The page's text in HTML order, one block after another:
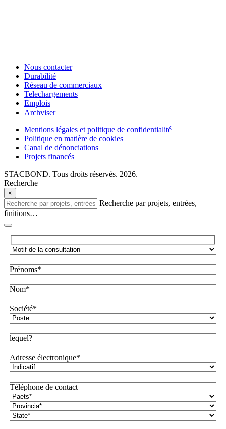
Nous contacter
Durabilité
Réseau de commerciaux
Telechargements
Emplois
Archviser
Mentions légales et politique de confidentialité
Politique en matière de cookies
Canal de dénonciations
Projets financés
STACBOND. Tous droits réservés. 2026.
Recherche
×
Recherche par projets, entrées,
finitions…
Prénoms*
Nom*
Société*
lequel?
Adresse électronique*
Téléphone de contact